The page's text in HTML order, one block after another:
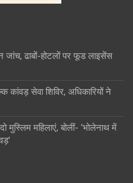
जांच, ढाबों-होटलों पर फूड लाइसेंस
कांवड़ सेवा शिविर, अधिकारियों ने
महिलाएं, बोलीं- ‘भोलेनाथ में